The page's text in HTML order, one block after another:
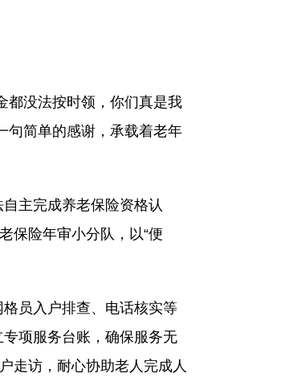
没法按时领，你们真是我
句简单的感谢，承载着老年
主完成养老保险资格认
保险年审小分队，以“便
员入户排查、电话核实等
项服务台账，确保服务无
走访，耐心协助老人完成人